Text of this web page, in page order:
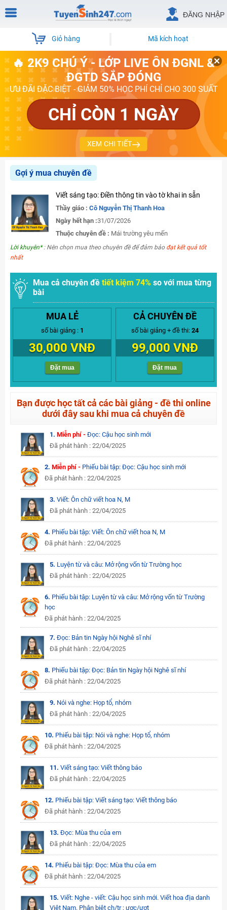
ĐĂNG NHẬP
Giỏ hàng Mã kích hoạt
🔥 2K9 CHÚ Ý - LỚP LIVE ÔN ĐGNL &
ĐGTD SẮP ĐÓNG
ƯU ĐÃI ĐẶC BIỆT - GIẢM 50% HỌC PHÍ CHỈ CHO 300 SUẤT
CHỈ CÒN 1 NGÀY
XEM CHI TIẾT
Gợi ý mua chuyên đề
Viết sáng tạo: Điền thông tin vào tờ khai in sẵn
Thầy giáo : Cô Nguyễn Thị Thanh Hoa
Ngày hết hạn :31/07/2026
Thuộc chuyên đề : Mái trường yêu mến
Lời khuyên*: Nên chọn mua theo chuyên đề để đảm bảo đạt kết quả tốt
nhất
Mua cả chuyên đề tiết kiệm 74% so với mua từng
bài
MUA LẺ
số bài giảng : 1
30,000 VNĐ
Đặt mua
CẢ CHUYÊN ĐỀ
số bài giảng + đề thi: 24
99,000 VNĐ
Đặt mua
Bạn được học tất cả các bài giảng - đề thi online
dưới đây sau khi mua cả chuyên đề
1. Miễn phí - Đọc: Cậu học sinh mới
Đã phát hành : 22/04/2025
2.Miễn phí - Phiếu bài tập: Đọc: Cậu học sinh mới
Đã phát hành : 22/04/2025
3. Viết: Ôn chữ viết hoa N, M
Đã phát hành : 22/04/2025
4. Phiếu bài tập: Viết: Ôn chữ viết hoa N, M
Đã phát hành : 22/04/2025
5. Luyện từ và câu: Mở rộng vốn từ Trường học
Đã phát hành : 22/04/2025
6. Phiếu bài tập: Luyện từ và câu: Mở rộng vốn từ Trường
học
Đã phát hành : 22/04/2025
7. Đọc: Bản tin Ngày hội Nghê sĩ nhí
Đã phát hành : 22/04/2025
8. Phiếu bài tập: Đọc: Bản tin Ngày hội Nghê sĩ nhí
Đã phát hành : 22/04/2025
9. Nói và nghe: Họp tổ, nhóm
Đã phát hành : 22/04/2025
10. Phiếu bài tập: Nói và nghe: Họp tổ, nhóm
Đã phát hành : 22/04/2025
11. Viết sáng tạo: Viết thông báo
Đã phát hành : 22/04/2025
12. Phiếu bài tập: Viết sáng tạo: Viết thông báo
Đã phát hành : 22/04/2025
13. Đọc: Mùa thu của em
Đã phát hành : 22/04/2025
14. Phiếu bài tập: Đọc: Mùa thu của em
Đã phát hành : 22/04/2025
15. Viết: Nghe - viết: Cậu học sinh mới. Viết hoa địa danh
Việt Nam. Phân biệt ch/tr ; ươc/ươt